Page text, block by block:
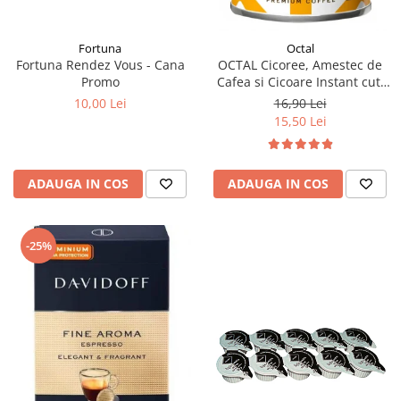
Fortuna
Fortuna Rendez Vous - Cana
Promo
10,00 Lei
ADAUGA IN COS
Octal
OCTAL Cicoree, Amestec de
Cafea si Cicoare Instant cut.
100g
16,90 Lei
15,50 Lei
ADAUGA IN COS
-25%